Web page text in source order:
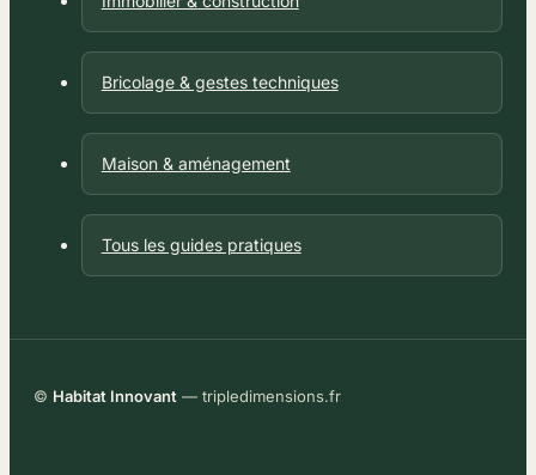
Bricolage & gestes techniques
Maison & aménagement
Tous les guides pratiques
© Habitat Innovant— tripledimensions.fr